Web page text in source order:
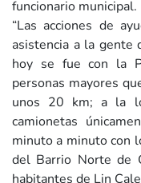
funcionario municipal.
“Las acciones de
asistencia a la gente
hoy se fue con la
personas mayores
unos 20 km; a la
camionetas
minuto a minuto con
del Barrio Norte de
habitantes de Lin